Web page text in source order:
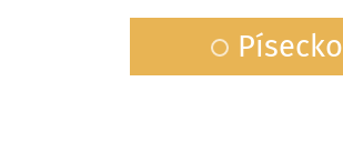
Písecko